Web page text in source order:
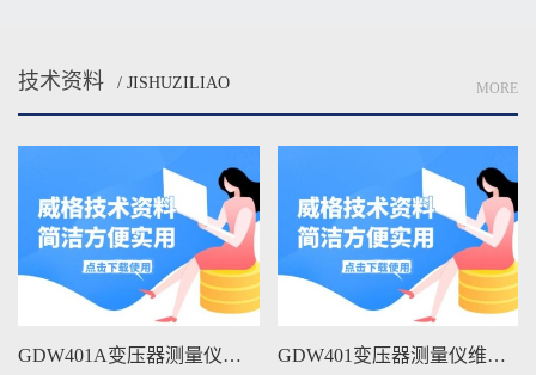
技术资料 / JISHUZILIAO MORE
GDW401A变压器测量仪维修手册下载 GDW401变压器测量仪维修手册下载